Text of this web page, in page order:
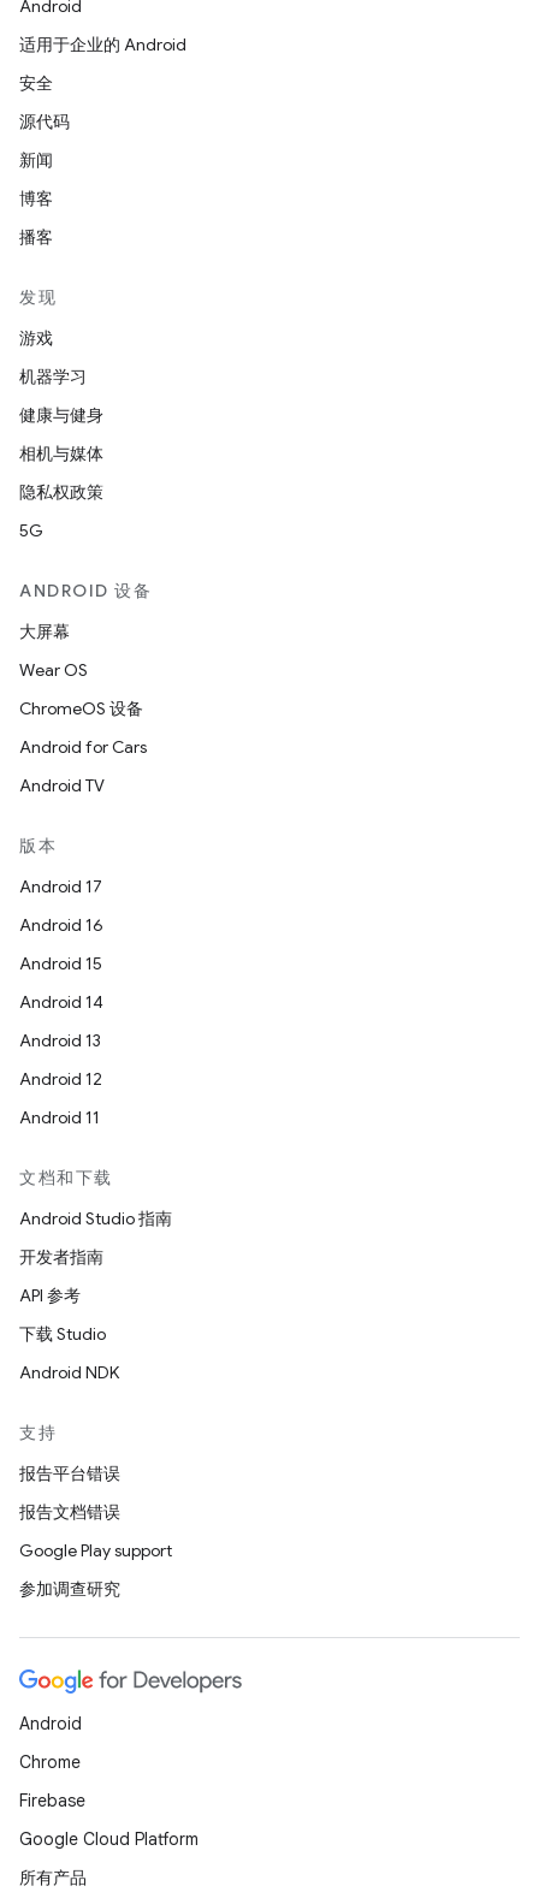
Android
适用于企业的 Android
安全
源代码
新闻
博客
播客
发现
游戏
机器学习
健康与健身
相机与媒体
隐私权政策
5G
ANDROID 设备
大屏幕
Wear OS
ChromeOS 设备
Android for Cars
Android TV
版本
Android 17
Android 16
Android 15
Android 14
Android 13
Android 12
Android 11
文档和下载
Android Studio 指南
开发者指南
API 参考
下载 Studio
Android NDK
支持
报告平台错误
报告文档错误
Google Play support
参加调查研究
Android
Chrome
Firebase
Google Cloud Platform
所有产品